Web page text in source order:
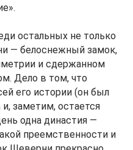
остальных не только
— белоснежный замок,
и сдержанном
Дело в том, что
его истории (он был
заметим, остается
одна династия —
преемственности и